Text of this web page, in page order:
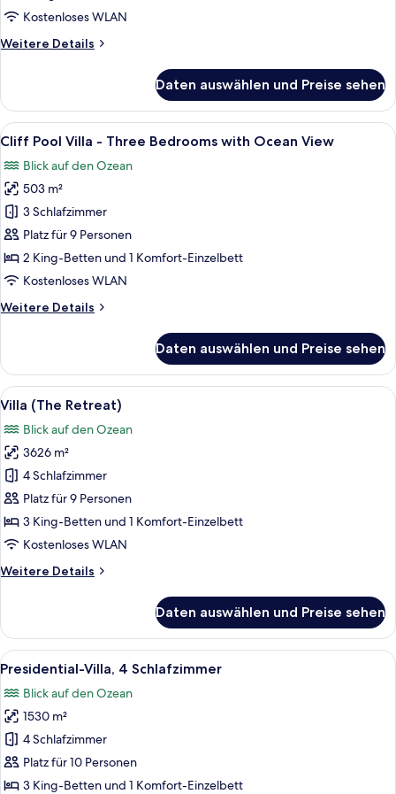
Two
With
anzeigen
Kostenloses WLAN
Weitere Details
Weitere
Pool
Villa
-
Bedroom
With
Ocean
View
Daten auswählen und Preise sehen
Alle
Fotos
für
Cliff
Pool
Villa
-
Three
with
anzeigen
Ein Schlafzimmer mit einem großen
9
Cliff Pool Villa - Three Bedrooms with Ocean View
Blick auf den Ozean
503 m²
3 Schlafzimmer
Platz für 9 Personen
2 King-Betten und 1 Komfort-Einzelbett
Kostenloses WLAN
Weitere Details
Weitere
Pool
Villa
-
Three
Bedrooms
with
Ocean
View
Daten auswählen und Preise sehen
Alle
Fotos
für
Villa
(The
Retreat)
anzeigen
Ein geräumiges Schlafzimmer mit
5
Villa (The Retreat)
Blick auf den Ozean
3626 m²
4 Schlafzimmer
Platz für 9 Personen
3 King-Betten und 1 Komfort-Einzelbett
Kostenloses WLAN
Weitere Details
Weitere
(The
Retreat)
Daten auswählen und Preise sehen
Alle
Fotos
für
Presidential-
Villa,
4 Schlafzimmer
anzeigen
Ein modernes Wohnzimmer mit
7
Presidential-Villa, 4 Schlafzimmer
Blick auf den Ozean
1530 m²
4 Schlafzimmer
Platz für 10 Personen
3 King-Betten und 1 Komfort-Einzelbett